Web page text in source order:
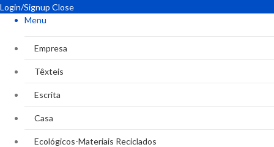
Login/Signup Close
Menu
Empresa
Têxteis
Escrita
Casa
Ecológicos-Materiais Reciclados